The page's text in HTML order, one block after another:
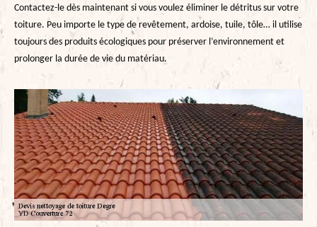
Contactez-le dès maintenant si vous voulez éliminer le détritus sur votre
toiture. Peu importe le type de revêtement, ardoise, tuile, tôle… il utilise
toujours des produits écologiques pour préserver l’environnement et
prolonger la durée de vie du matériau.